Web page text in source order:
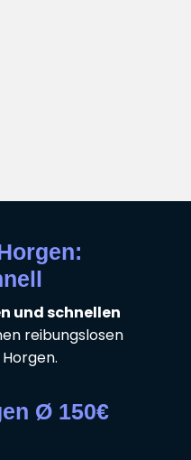
und schnellen
reibungslosen
Ø 150€